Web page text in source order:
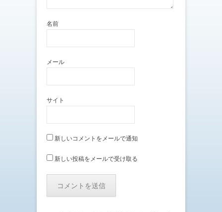
名前
メール
サイト
新しいコメントをメールで通知
新しい投稿をメールで受け取る